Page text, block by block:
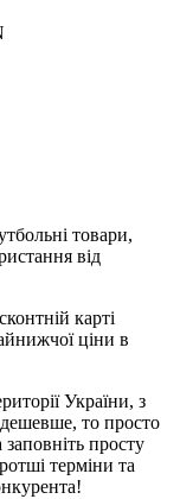
товари,
від
карті
ціни в
України, з
то просто
просту
терміни та